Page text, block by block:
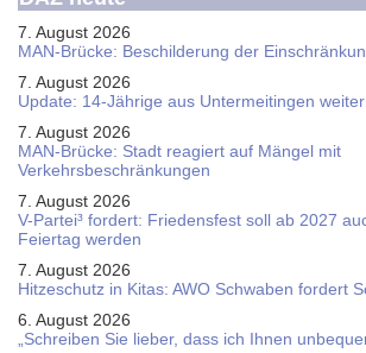
7. August 2026
MAN-Brücke: Beschilderung der
7. August 2026
Update: 14-Jährige aus Untermeitingen
7. August 2026
MAN-Brücke: Stadt reagiert auf Mängel mit
Verkehrsbeschränkungen
7. August 2026
V-Partei­³ fordert: Friedens­fest soll ab 2027
Feier­tag werden
7. August 2026
Hitzeschutz in Kitas: AWO Schwaben fordert
6. August 2026
„Schreiben Sie lieber, dass ich Ihnen